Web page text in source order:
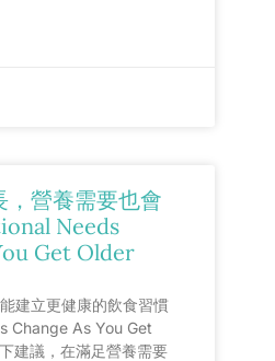
，營養需要也會
Needs
Get Older
建立更健康的飲食習慣
Change As You Get
建議，在滿足營養需要